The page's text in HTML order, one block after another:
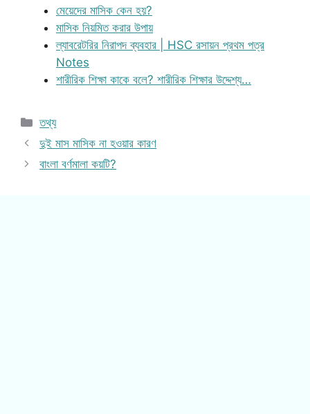
মেয়েদের মাসিক কেন হয়?
মাসিক নিয়মিত করার উপায়
ল্যাবরেটরির নিরাপদ ব্যবহার | HSC রসায়ন প্রথম পত্র
Notes
শারীরিক শিক্ষা কাকে বলে? শারীরিক শিক্ষার উদ্দেশ্য…
Categories
তথ্য
দুই মাস মাসিক না হওয়ার কারণ
বাংলা বর্ণমালা কয়টি?